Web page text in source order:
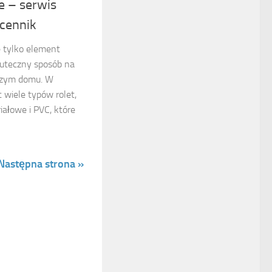
– serwis
tylko element
sposób na
domu. W
wiele typów rolet,
i PVC, które
strona »